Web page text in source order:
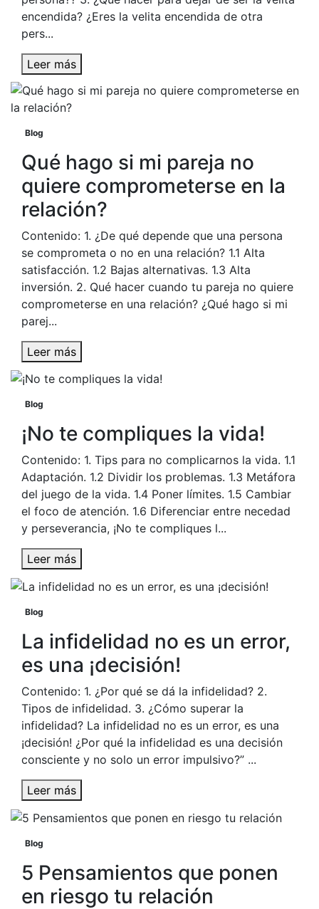
encendida? ¿Eres la velita encendida de otra
pers...
Leer más
Blog
Qué hago si mi pareja no
quiere comprometerse en la
relación?
Contenido: 1. ¿De qué depende que una persona
se comprometa o no en una relación? 1.1 Alta
satisfacción. 1.2 Bajas alternativas. 1.3 Alta
inversión. 2. Qué hacer cuando tu pareja no quiere
comprometerse en una relación? ¿Qué hago si mi
parej...
Leer más
Blog
¡No te compliques la vida!
Contenido: 1. Tips para no complicarnos la vida. 1.1
Adaptación. 1.2 Dividir los problemas. 1.3 Metáfora
del juego de la vida. 1.4 Poner límites. 1.5 Cambiar
el foco de atención. 1.6 Diferenciar entre necedad
y perseverancia, ¡No te compliques l...
Leer más
Blog
La infidelidad no es un error,
es una ¡decisión!
Contenido: 1. ¿Por qué se dá la infidelidad? 2.
Tipos de infidelidad. 3. ¿Cómo superar la
infidelidad? La infidelidad no es un error, es una
¡decisión! ¿Por qué la infidelidad es una decisión
consciente y no solo un error impulsivo?” ...
Leer más
Blog
5 Pensamientos que ponen
en riesgo tu relación